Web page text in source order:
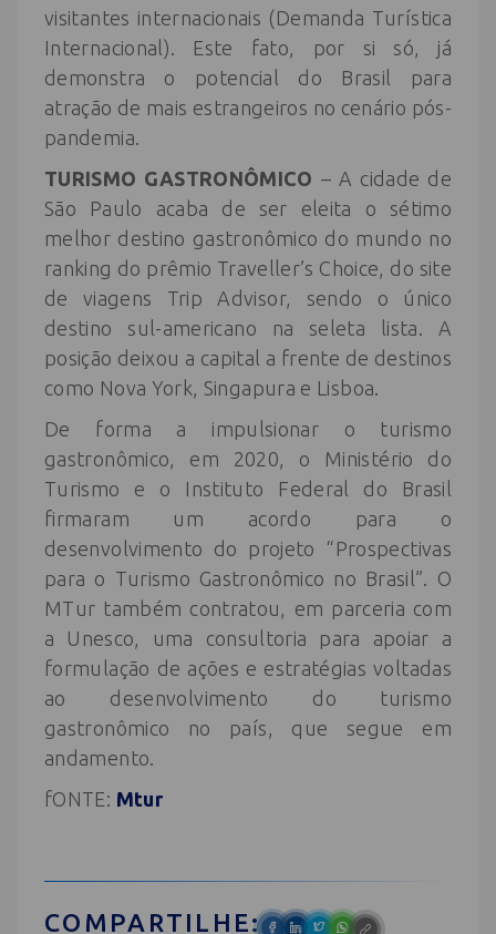
visitantes internacionais (Demanda Turística
Internacional). Este fato, por si só, já
demonstra o potencial do Brasil para
atração de mais estrangeiros no cenário pós-
pandemia.
TURISMO GASTRONÔMICO – A cidade de
São Paulo acaba de ser eleita o sétimo
melhor destino gastronômico do mundo no
ranking do prêmio Traveller’s Choice, do site
de viagens Trip Advisor, sendo o único
destino sul-americano na seleta lista. A
posição deixou a capital a frente de destinos
como Nova York, Singapura e Lisboa.
De forma a impulsionar o turismo
gastronômico, em 2020, o Ministério do
Turismo e o Instituto Federal do Brasil
firmaram um acordo para o
desenvolvimento do projeto “Prospectivas
para o Turismo Gastronômico no Brasil”. O
MTur também contratou, em parceria com
a Unesco, uma consultoria para apoiar a
formulação de ações e estratégias voltadas
ao desenvolvimento do turismo
gastronômico no país, que segue em
andamento.
fONTE: Mtur
COMPARTILHE: